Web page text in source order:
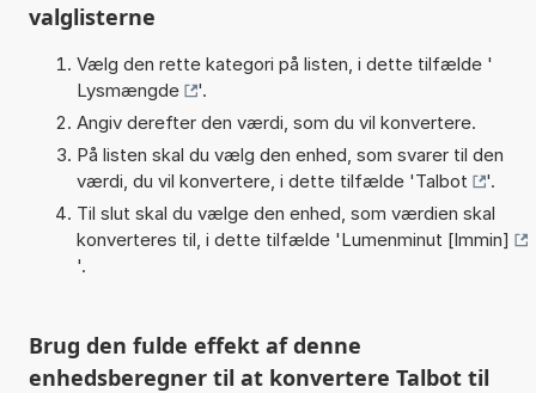
valglisterne
Vælg den rette kategori på listen, i dette tilfælde '
Lysmængde
'.
Angiv derefter den værdi, som du vil konvertere.
På listen skal du vælg den enhed, som svarer til den
værdi, du vil konvertere, i dette tilfælde 'Talbot
'.
Til slut skal du vælge den enhed, som værdien skal
konverteres til, i dette tilfælde 'Lumenminut [lmmin]
'.
Brug den fulde effekt af denne
enhedsberegner til at konvertere Talbot til